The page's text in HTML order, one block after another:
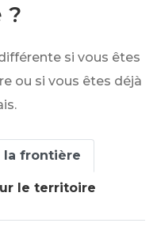
?
si vous êtes
ou si vous êtes déjà
la frontière
le territoire